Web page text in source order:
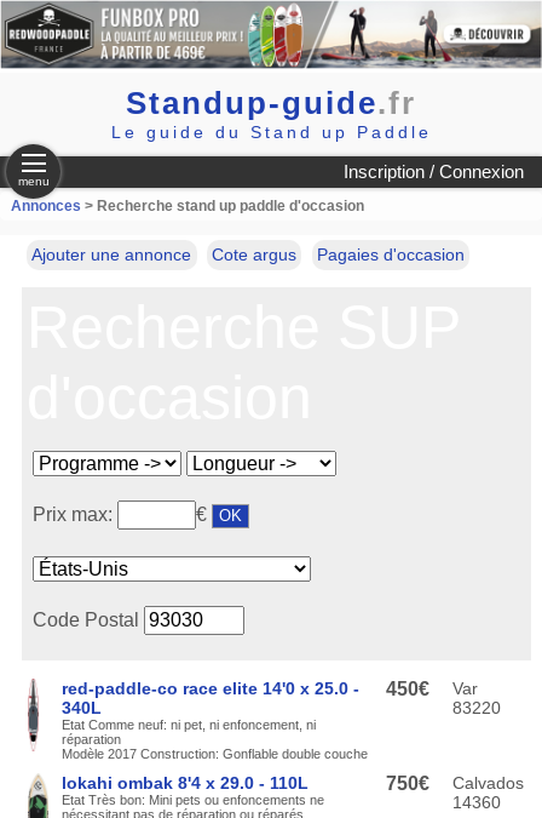
Standup-guide.fr
Le guide du Stand up Paddle
Inscription / Connexion
menu
Annonces > Recherche stand up paddle d'occasion
Ajouter une annonce Cote argus Pagaies d'occasion
Prix max: €
Code Postal
red-paddle-co race elite 14'0 x 25.0 -
340L
Etat Comme neuf: ni pet, ni enfoncement, ni
réparation
Modèle 2017 Construction: Gonflable double couche
450€
Var
83220
lokahi ombak 8'4 x 29.0 - 110L
Etat Très bon: Mini pets ou enfoncements ne
nécessitant pas de réparation ou réparés
750€
Calvados
14360